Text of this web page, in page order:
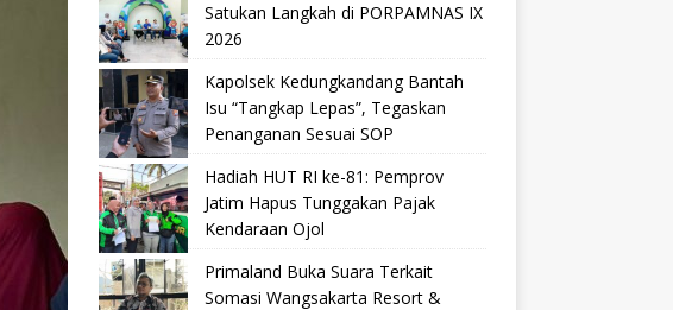
Satukan Langkah di PORPAMNAS IX
2026
Kapolsek Kedungkandang Bantah
Isu “Tangkap Lepas”, Tegaskan
Penanganan Sesuai SOP
Hadiah HUT RI ke-81: Pemprov
Jatim Hapus Tunggakan Pajak
Kendaraan Ojol
Primaland Buka Suara Terkait
Somasi Wangsakarta Resort &